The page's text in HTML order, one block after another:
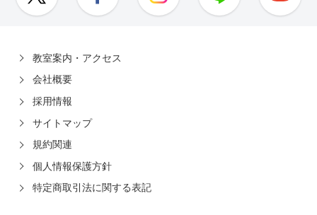
教室案内・アクセス
会社概要
採用情報
サイトマップ
規約関連
個人情報保護方針
特定商取引法に関する表記